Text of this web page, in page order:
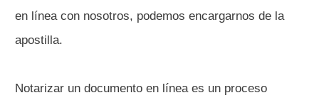
en línea con nosotros, podemos encargarnos de la
apostilla.
Notarizar un documento en línea es un proceso